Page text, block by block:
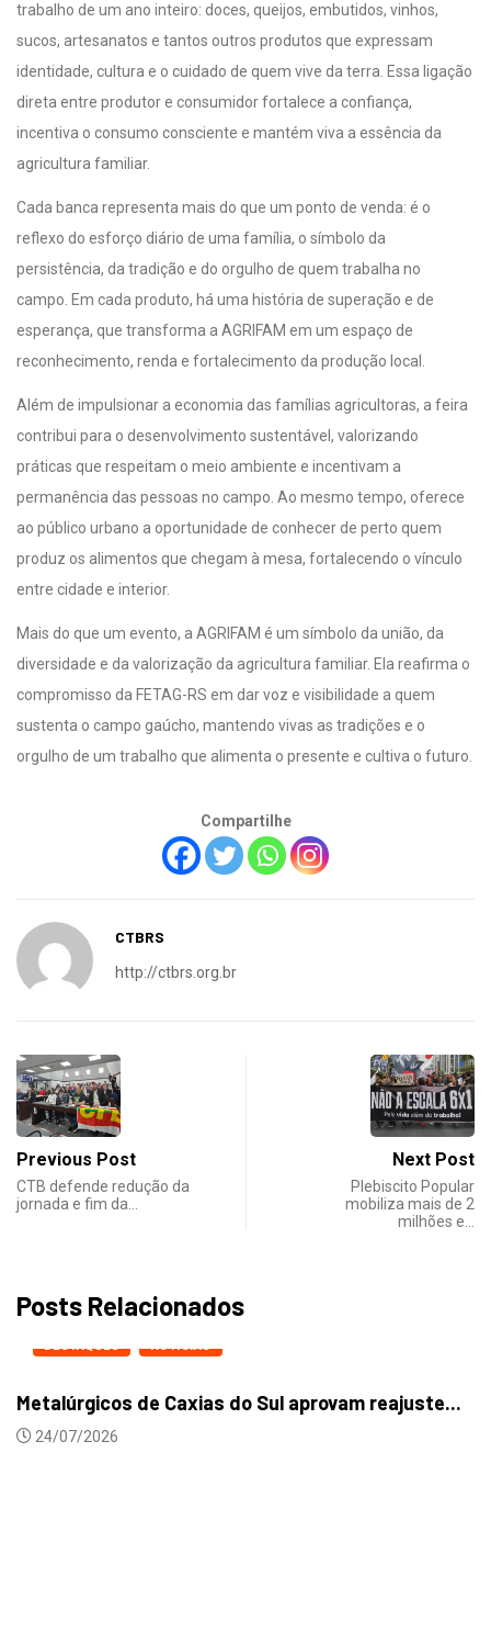
trabalho de um ano inteiro: doces, queijos, embutidos, vinhos,
sucos, artesanatos e tantos outros produtos que expressam
identidade, cultura e o cuidado de quem vive da terra. Essa ligação
direta entre produtor e consumidor fortalece a confiança,
incentiva o consumo consciente e mantém viva a essência da
agricultura familiar.
Cada banca representa mais do que um ponto de venda: é o
reflexo do esforço diário de uma família, o símbolo da
persistência, da tradição e do orgulho de quem trabalha no
campo. Em cada produto, há uma história de superação e de
esperança, que transforma a AGRIFAM em um espaço de
reconhecimento, renda e fortalecimento da produção local.
Além de impulsionar a economia das famílias agricultoras, a feira
contribui para o desenvolvimento sustentável, valorizando
práticas que respeitam o meio ambiente e incentivam a
permanência das pessoas no campo. Ao mesmo tempo, oferece
ao público urbano a oportunidade de conhecer de perto quem
produz os alimentos que chegam à mesa, fortalecendo o vínculo
entre cidade e interior.
Mais do que um evento, a AGRIFAM é um símbolo da união, da
diversidade e da valorização da agricultura familiar. Ela reafirma o
compromisso da FETAG-RS em dar voz e visibilidade a quem
sustenta o campo gaúcho, mantendo vivas as tradições e o
orgulho de um trabalho que alimenta o presente e cultiva o futuro.
Compartilhe
CTBRS
http://ctbrs.org.br
Previous Post
CTB defende redução da
jornada e fim da…
Next Post
Plebiscito Popular
mobiliza mais de 2
milhões e…
Posts Relacionados
DESTAQUES NOTICIAS
Metalúrgicos de Caxias do Sul aprovam reajuste...
24/07/2026